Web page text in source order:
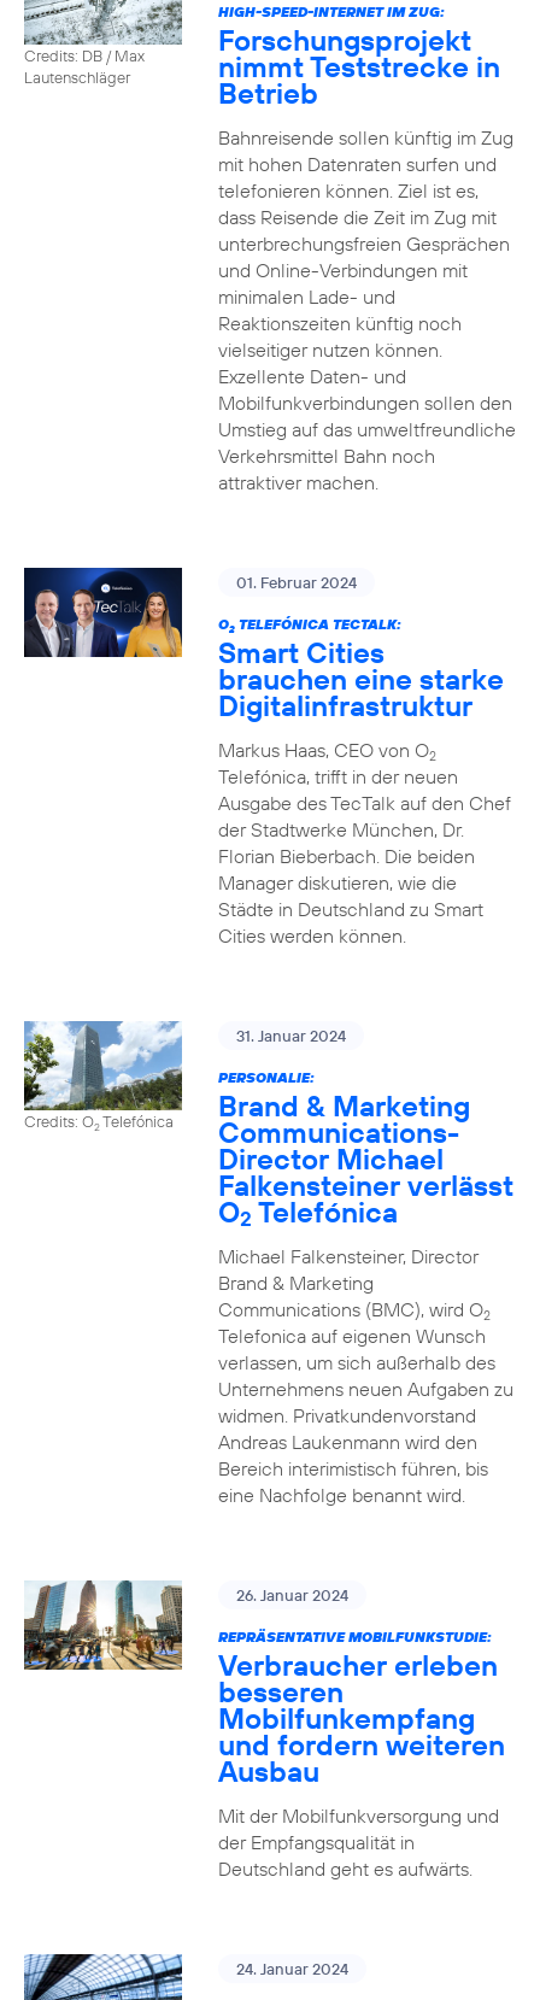
Credits: DB / Max
Lautenschläger
HIGH-SPEED-INTERNET IM ZUG:
Forschungsprojekt
nimmt Teststrecke in
Betrieb
Bahnreisende sollen künftig im Zug
mit hohen Datenraten surfen und
telefonieren können. Ziel ist es,
dass Reisende die Zeit im Zug mit
unterbrechungsfreien Gesprächen
und Online-Verbindungen mit
minimalen Lade- und
Reaktionszeiten künftig noch
vielseitiger nutzen können.
Exzellente Daten- und
Mobilfunkverbindungen sollen den
Umstieg auf das umweltfreundliche
Verkehrsmittel Bahn noch
attraktiver machen.
01. Februar 2024
O2TELEFÓNICA TECTALK:
Smart Cities
brauchen eine starke
Digitalinfrastruktur
Markus Haas, CEO von O2
Telefónica, trifft in der neuen
Ausgabe des TecTalk auf den Chef
der Stadtwerke München, Dr.
Florian Bieberbach. Die beiden
Manager diskutieren, wie die
Städte in Deutschland zu Smart
Cities werden können.
Credits: O2Telefónica
31. Januar 2024
PERSONALIE:
Brand & Marketing
Communications-
Director Michael
Falkensteiner verlässt
O2 Telefónica
Michael Falkensteiner, Director
Brand & Marketing
Communications (BMC), wird O2
Telefonica auf eigenen Wunsch
verlassen, um sich außerhalb des
Unternehmens neuen Aufgaben zu
widmen. Privatkundenvorstand
Andreas Laukenmann wird den
Bereich interimistisch führen, bis
eine Nachfolge benannt wird.
26. Januar 2024
REPRÄSENTATIVE MOBILFUNKSTUDIE:
Verbraucher erleben
besseren
Mobilfunkempfang
und fordern weiteren
Ausbau
Mit der Mobilfunkversorgung und
der Empfangsqualität in
Deutschland geht es aufwärts.
24. Januar 2024